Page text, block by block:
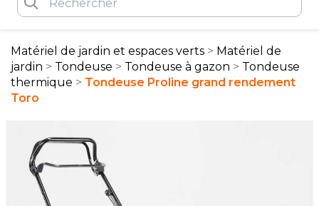
Matériel de jardin et espaces verts
Matériel de
jardin
Tondeuse Tondeuse à gazon
Tondeuse
thermique
Tondeuse Proline grand rendement
Toro